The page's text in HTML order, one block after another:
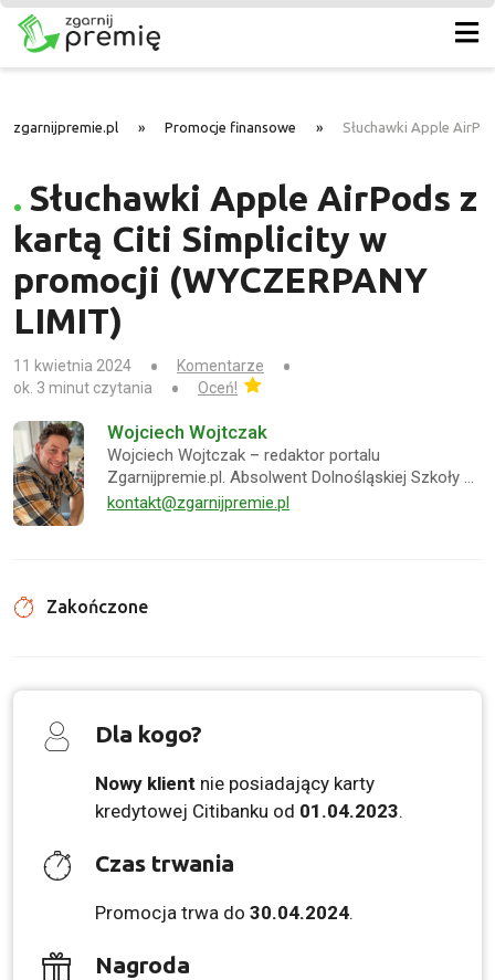
zgarnijpremie.pl » Promocje finansowe » Słuchawki Apple
Słuchawki Apple AirPods z
kartą Citi Simplicity w
promocji (WYCZERPANY
LIMIT)
11 kwietnia 2024
Komentarze
ok. 3 minut czytania
Oceń!
Wojciech Wojtczak
Wojciech Wojtczak – redaktor portalu
Zgarnijpremie.pl. Absolwent Dolnośląskiej Szkoły …
kontakt@zgarnijpremie.pl
Zakończone
Dla kogo?
Nowy klient nie posiadający karty
kredytowej Citibanku od 01.04.2023.
Czas trwania
Promocja trwa do 30.04.2024.
Nagroda